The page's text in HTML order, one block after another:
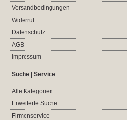
Versandbedingungen
Widerruf
Datenschutz
AGB
Impressum
Suche | Service
Alle Kategorien
Erweiterte Suche
Firmenservice